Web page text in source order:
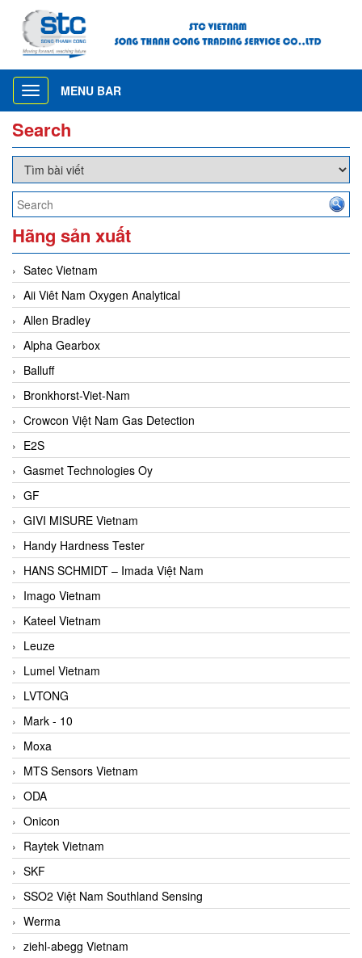
Toggle
navigation
MENU BAR
Search
Hãng sản xuất
Satec Vietnam
Aii Viêt Nam Oxygen Analytical
Allen Bradley
Alpha Gearbox
Balluff
Bronkhorst-Viet-Nam
Crowcon Việt Nam Gas Detection
E2S
Gasmet Technologies Oy
GF
GIVI MISURE Vietnam
Handy Hardness Tester
HANS SCHMIDT – Imada Việt Nam
Imago Vietnam
Kateel Vietnam
Leuze
Lumel Vietnam
LVTONG
Mark - 10
Moxa
MTS Sensors Vietnam
ODA
Onicon
Raytek Vietnam
SKF
SSO2 Việt Nam Southland Sensing
Werma
ziehl-abegg Vietnam